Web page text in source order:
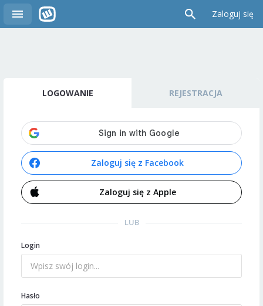
Zaloguj się
LOGOWANIE REJESTRACJA
Zaloguj się z Facebook
Zaloguj się z Apple
LUB
Login
Hasło